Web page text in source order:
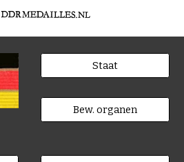
Staat
Bew. organen